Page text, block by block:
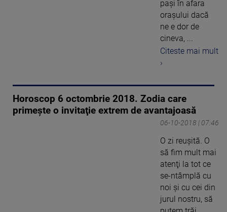
paşi în afara
oraşului dacă
ne e dor de
cineva, ...
Citeste mai mult
›
Horoscop 6 octombrie 2018. Zodia care
primeşte o invitaţie extrem de avantajoasă
06-10-2018 | 07:46
O zi reuşită. O
să fim mult mai
atenţi la tot ce
se-ntâmplă cu
noi şi cu cei din
jurul nostru, să